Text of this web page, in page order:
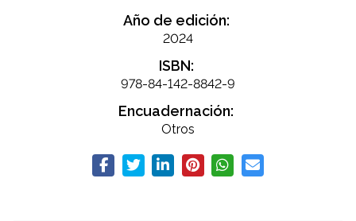
Año de edición:
2024
ISBN:
978-84-142-8842-9
Encuadernación:
Otros